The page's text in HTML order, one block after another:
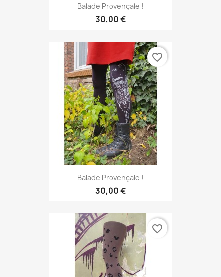
Balade Provençale !
30,00 €
Balade Provençale !
30,00 €
favorite_border
favorite_border